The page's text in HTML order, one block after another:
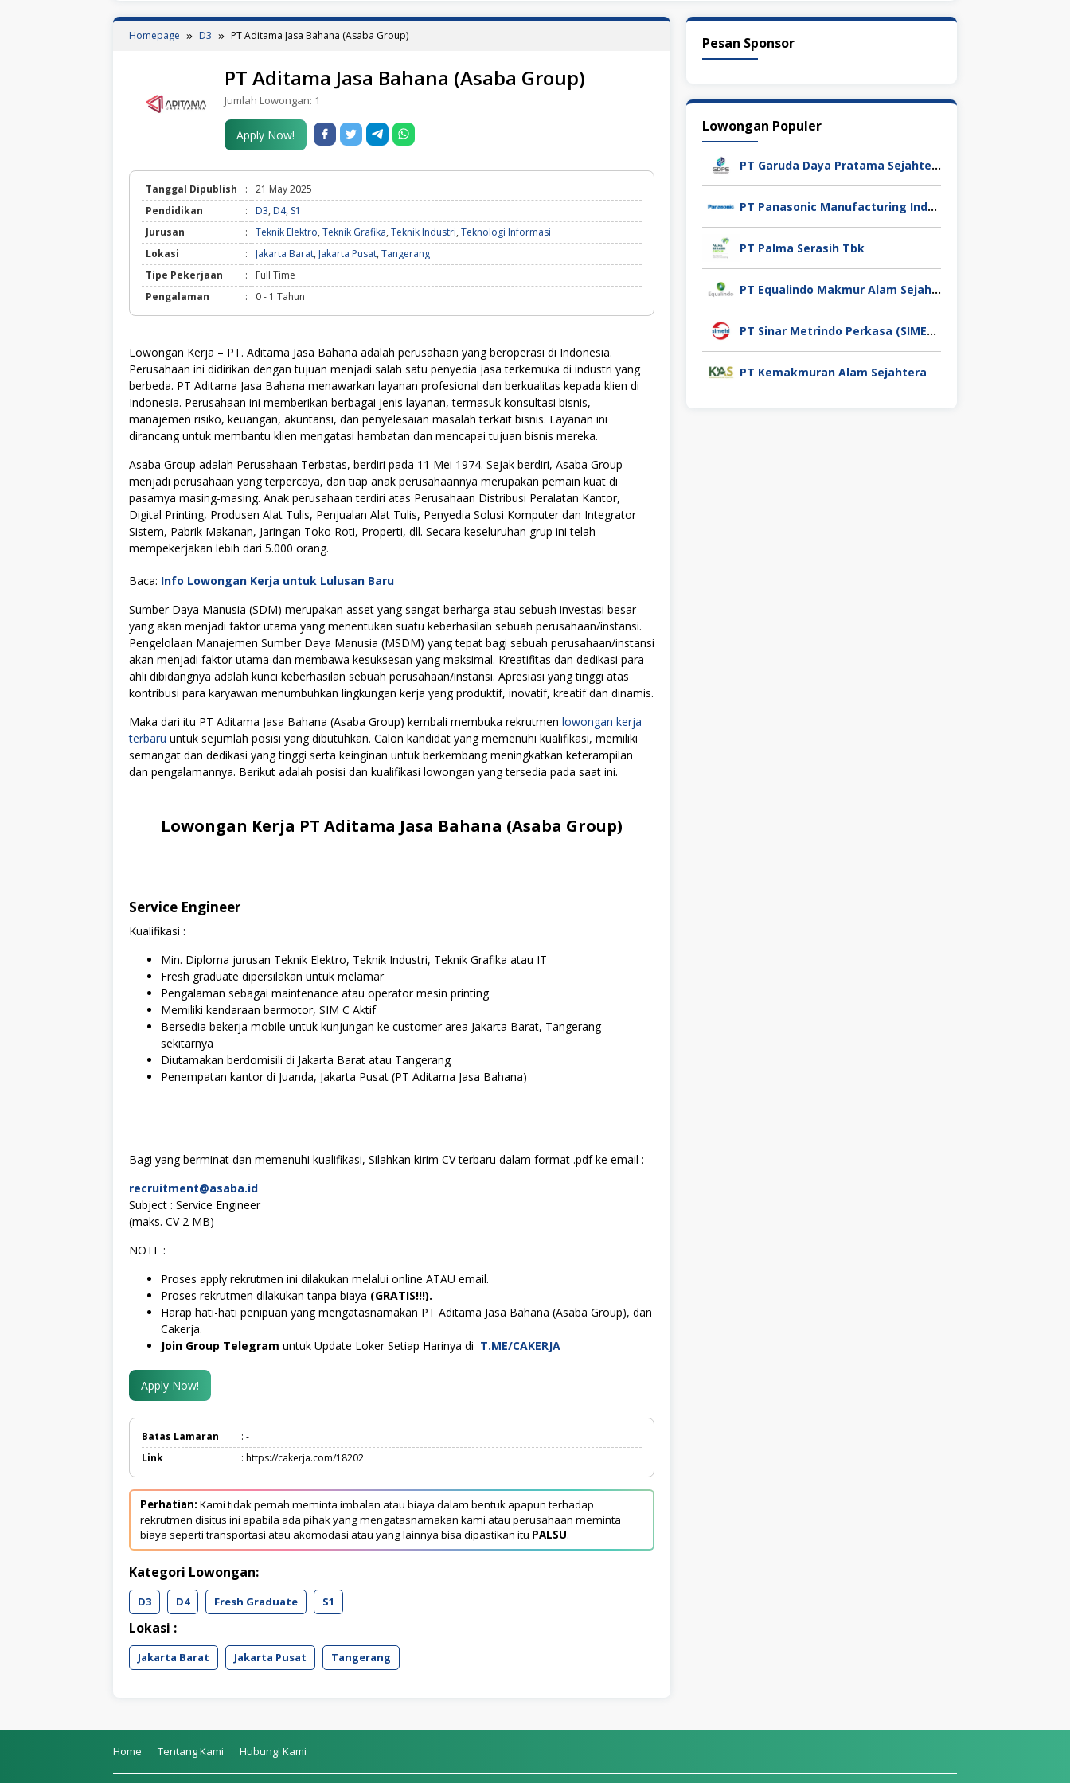
Homepage D3 PT Aditama Jasa Bahana (Asaba Group)
PT Aditama Jasa Bahana (Asaba Group)
Jumlah Lowongan: 1
Apply Now!
Tanggal Dipublish :
21 May 2025
Pendidikan
: D3, D4, S1
Jurusan
: Teknik Elektro, Teknik Grafika, Teknik Industri, Teknologi Informasi
Lokasi
: Jakarta Barat, Jakarta Pusat, Tangerang
Tipe Pekerjaan
:
Full Time
Pengalaman
: 0 - 1 Tahun
Lowongan Kerja – PT. Aditama Jasa Bahana adalah perusahaan yang beroperasi di Indonesia.
Perusahaan ini didirikan dengan tujuan menjadi salah satu penyedia jasa terkemuka di industri yang
berbeda. PT Aditama Jasa Bahana menawarkan layanan profesional dan berkualitas kepada klien di
Indonesia. Perusahaan ini memberikan berbagai jenis layanan, termasuk konsultasi bisnis,
manajemen risiko, keuangan, akuntansi, dan penyelesaian masalah terkait bisnis. Layanan ini
dirancang untuk membantu klien mengatasi hambatan dan mencapai tujuan bisnis mereka.
Asaba Group adalah Perusahaan Terbatas, berdiri pada 11 Mei 1974. Sejak berdiri, Asaba Group
menjadi perusahaan yang terpercaya, dan tiap anak perusahaannya merupakan pemain kuat di
pasarnya masing-masing. Anak perusahaan terdiri atas Perusahaan Distribusi Peralatan Kantor,
Digital Printing, Produsen Alat Tulis, Penjualan Alat Tulis, Penyedia Solusi Komputer dan Integrator
Sistem, Pabrik Makanan, Jaringan Toko Roti, Properti, dll. Secara keseluruhan grup ini telah
mempekerjakan lebih dari 5.000 orang.
Baca: Info Lowongan Kerja untuk Lulusan Baru
Sumber Daya Manusia (SDM) merupakan asset yang sangat berharga atau sebuah investasi besar
yang akan menjadi faktor utama yang menentukan suatu keberhasilan sebuah perusahaan/instansi.
Pengelolaan Manajemen Sumber Daya Manusia (MSDM) yang tepat bagi sebuah perusahaan/instansi
akan menjadi faktor utama dan membawa kesuksesan yang maksimal. Kreatifitas dan dedikasi para
ahli dibidangnya adalah kunci keberhasilan sebuah perusahaan/instansi. Apresiasi yang tinggi atas
kontribusi para karyawan menumbuhkan lingkungan kerja yang produktif, inovatif, kreatif dan dinamis.
Maka dari itu PT Aditama Jasa Bahana (Asaba Group) kembali membuka rekrutmen lowongan kerja
terbaru untuk sejumlah posisi yang dibutuhkan. Calon kandidat yang memenuhi kualifikasi, memiliki
semangat dan dedikasi yang tinggi serta keinginan untuk berkembang meningkatkan keterampilan
dan pengalamannya. Berikut adalah posisi dan kualifikasi lowongan yang tersedia pada saat ini.
Lowongan Kerja PT Aditama Jasa Bahana (Asaba Group)
Service Engineer
Kualifikasi :
Min. Diploma jurusan Teknik Elektro, Teknik Industri, Teknik Grafika atau IT
Fresh graduate dipersilakan untuk melamar
Pengalaman sebagai maintenance atau operator mesin printing
Memiliki kendaraan bermotor, SIM C Aktif
Bersedia bekerja mobile untuk kunjungan ke customer area Jakarta Barat, Tangerang
sekitarnya
Diutamakan berdomisili di Jakarta Barat atau Tangerang
Penempatan kantor di Juanda, Jakarta Pusat (PT Aditama Jasa Bahana)
Bagi yang berminat dan memenuhi kualifikasi, Silahkan kirim CV terbaru dalam format .pdf ke email :
recruitment@asaba.id
Subject : Service Engineer
(maks. CV 2 MB)
NOTE :
Proses apply rekrutmen ini dilakukan melalui online ATAU email.
Proses rekrutmen dilakukan tanpa biaya (GRATIS!!!).
Harap hati-hati penipuan yang mengatasnamakan PT Aditama Jasa Bahana (Asaba Group), dan
Cakerja.
Join Group Telegram untuk Update Loker Setiap Harinya di T.ME/CAKERJA
Apply Now!
Batas Lamaran
: -
Link
: https://cakerja.com/18202
Perhatian: Kami tidak pernah meminta imbalan atau biaya dalam bentuk apapun terhadap
rekrutmen disitus ini apabila ada pihak yang mengatasnamakan kami atau perusahaan meminta
biaya seperti transportasi atau akomodasi atau yang lainnya bisa dipastikan itu PALSU.
Kategori Lowongan:
D3 D4 Fresh Graduate S1
Lokasi :
Jakarta Barat Jakarta Pusat Tangerang
Pesan Sponsor
Lowongan Populer
PT Garuda Daya Pratama Sejahtera
PT Panasonic Manufacturing Indonesia
PT Palma Serasih Tbk
PT Equalindo Makmur Alam Sejahtera (Equalindo Group)
PT Sinar Metrindo Perkasa (SIMETRI)
PT Kemakmuran Alam Sejahtera
Home Tentang Kami Hubungi Kami